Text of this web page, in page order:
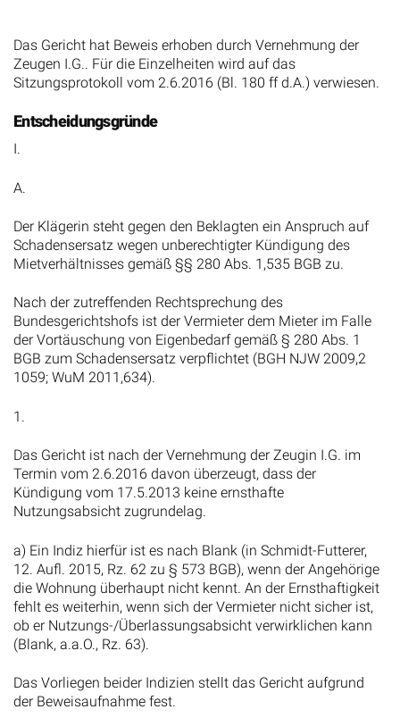
Das Gericht hat Beweis erhoben durch Vernehmung der
Zeugen I.G.. Für die Einzelheiten wird auf das
Sitzungsprotokoll vom 2.6.2016 (Bl. 180 ff d.A.) verwiesen.
Entscheidungsgründe
I.
A.
Der Klägerin steht gegen den Beklagten ein Anspruch auf
Schadensersatz wegen unberechtigter Kündigung des
Mietverhältnisses gemäß §§ 280 Abs. 1,535 BGB zu.
Nach der zutreffenden Rechtsprechung des
Bundesgerichtshofs ist der Vermieter dem Mieter im Falle
der Vortäuschung von Eigenbedarf gemäß § 280 Abs. 1
BGB zum Schadensersatz verpflichtet (BGH NJW 2009,2
1059; WuM 2011,634).
1.
Das Gericht ist nach der Vernehmung der Zeugin I.G. im
Termin vom 2.6.2016 davon überzeugt, dass der
Kündigung vom 17.5.2013 keine ernsthafte
Nutzungsabsicht zugrundelag.
a) Ein Indiz hierfür ist es nach Blank (in Schmidt-Futterer,
12. Aufl. 2015, Rz. 62 zu § 573 BGB), wenn der Angehörige
die Wohnung überhaupt nicht kennt. An der Ernsthaftigkeit
fehlt es weiterhin, wenn sich der Vermieter nicht sicher ist,
ob er Nutzungs-/Überlassungsabsicht verwirklichen kann
(Blank, a.a.O., Rz. 63).
Das Vorliegen beider Indizien stellt das Gericht aufgrund
der Beweisaufnahme fest.